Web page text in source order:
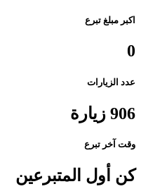
اكبر مبلغ تبرع
0
عدد الزيارات
906 زيارة
وقت آخر تبرع
كن أول المتبرعين